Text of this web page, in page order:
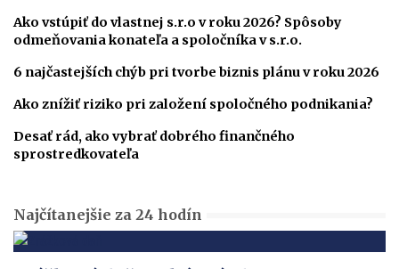
Ako vstúpiť do vlastnej s.r.o v roku 2026? Spôsoby
odmeňovania konateľa a spoločníka v s.r.o.
6 najčastejších chýb pri tvorbe biznis plánu v roku 2026
Ako znížiť riziko pri založení spoločného podnikania?
Desať rád, ako vybrať dobrého finančného
sprostredkovateľa
Najčítanejšie za 24 hodín